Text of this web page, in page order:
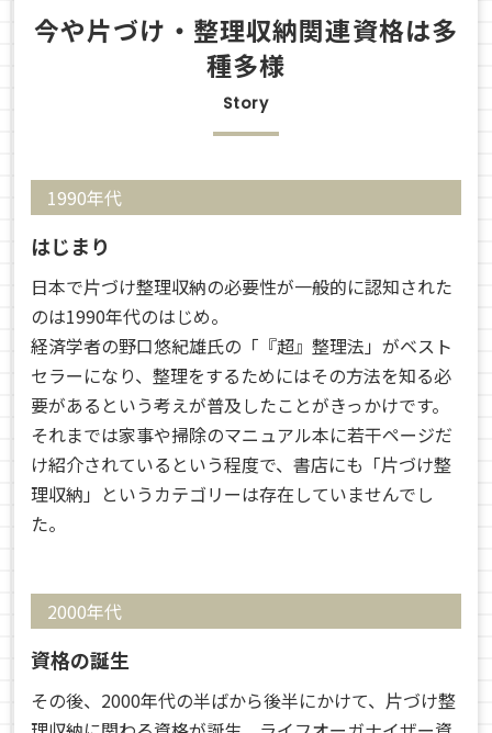
今や片づけ・整理収納関連資格は多
種多様
Story
1990年代
はじまり
日本で片づけ整理収納の必要性が一般的に認知された
のは1990年代のはじめ。
経済学者の野口悠紀雄氏の「『超』整理法」がベスト
セラーになり、整理をするためにはその方法を知る必
要があるという考えが普及したことがきっかけです。
それまでは家事や掃除のマニュアル本に若干ページだ
け紹介されているという程度で、書店にも「片づけ整
理収納」というカテゴリーは存在していませんでし
た。
2000年代
資格の誕生
その後、2000年代の半ばから後半にかけて、片づけ整